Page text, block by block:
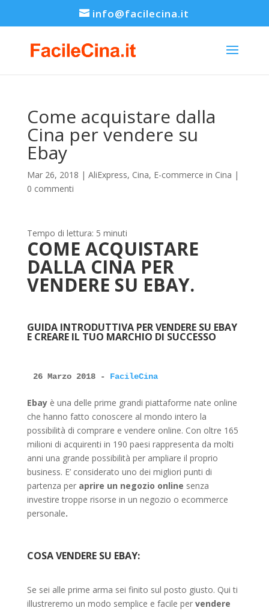
info@facilecina.it
Come acquistare dalla
Cina per vendere su
Ebay
Mar 26, 2018 | AliExpress, Cina, E-commerce in Cina |
0 commenti
Tempo di lettura: 5 minuti
COME ACQUISTARE
DALLA CINA PER
VENDERE SU EBAY.
GUIDA INTRODUTTIVA PER VENDERE SU EBAY
E CREARE IL TUO MARCHIO DI SUCCESSO
26 Marzo 2018 - FacileCina
Ebay è una delle prime grandi piattaforme nate online
che hanno fatto conoscere al mondo intero la
possibilità di comprare e vendere online. Con oltre 165
milioni di acquirenti in 190 paesi rappresenta da molti
anni una grande possibilità per ampliare il proprio
business. E’ considerato uno dei migliori punti di
partenza per aprire un negozio online senza
investire troppe risorse in un negozio o ecommerce
personale.
COSA VENDERE SU EBAY:
Se sei alle prime arma sei finito sul posto giusto. Qui ti
illustreremo un modo semplice e facile per vendere